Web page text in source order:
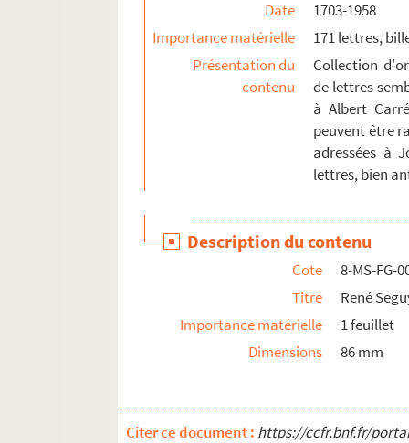
Date
1703-1958
Importance matérielle
171 lettres,
Présentation du
contenu
Collection
de lettres
à Albert
peuvent être
adressées à
lettres, bien
Description du contenu
Cote
8-MS-FG-
Titre
René
Importance matérielle
1 feuillet
Dimensions
86 mm
Citer ce document : https://ccfr.bnf.fr/